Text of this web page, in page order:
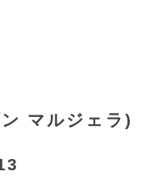
マルジェラ)